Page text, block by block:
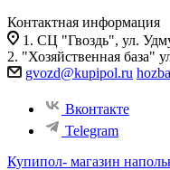
Контактная информация
1. СЦ "Гвоздь", ул.
2. "Хозяйственная база"
gvozd@kupipol.ru
Вконтакте
Telegram
Купипол- магазин